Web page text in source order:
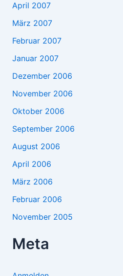
April 2007
März 2007
Februar 2007
Januar 2007
Dezember 2006
November 2006
Oktober 2006
September 2006
August 2006
April 2006
März 2006
Februar 2006
November 2005
Meta